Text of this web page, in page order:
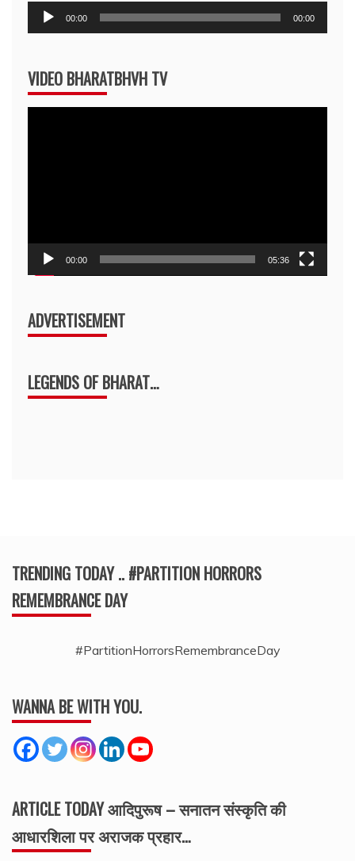
Audio
Player
00:00 00:00
VIDEO BHARATBHVH TV
00:00 05:36
ADVERTISEMENT
LEGENDS OF BHARAT…
TRENDING TODAY .. #PARTITION HORRORS
REMEMBRANCE DAY
#PartitionHorrorsRemembranceDay
WANNA BE WITH YOU.
ARTICLE TODAY आदिपुरूष – सनातन संस्कृति की
आधारशिला पर अराजक प्रहार…